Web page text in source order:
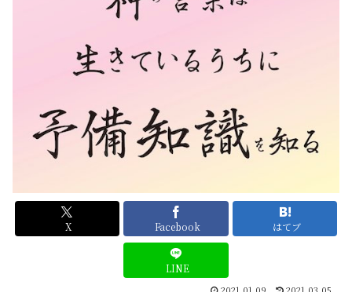
X Facebook はてブ
LINE
2021.01.09 2021.03.05